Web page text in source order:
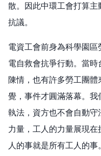
散。因此中環工會打算
抗議。
電資工會前身為科學園
電自救會抗爭行動。當
陳情，也有許多勞工團
覺，事件才圓滿落幕。
執法，資方也不會自動
力量，工人的力量展現
人的事就是所有工人的